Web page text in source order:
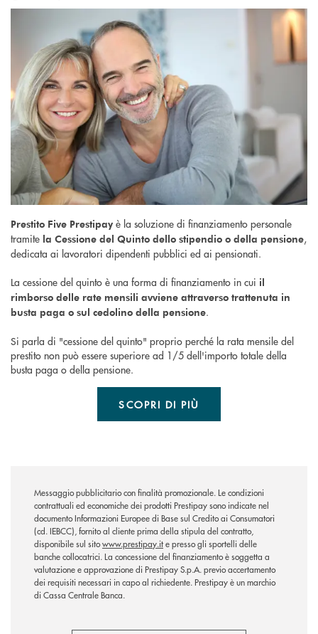
Prestito Five Prestipay è la soluzione di finanziamento personale
tramite la Cessione del Quinto dello stipendio o della pensione,
dedicata ai lavoratori dipendenti pubblici ed ai pensionati.
La cessione del quinto è una forma di finanziamento in cui il
rimborso delle rate mensili avviene attraverso trattenuta in
busta paga o sul cedolino della pensione.
Si parla di "cessione del quinto" proprio perché la rata mensile del
prestito non può essere superiore ad 1/5 dell'importo totale della
busta paga o della pensione.
SCOPRI DI PIÙ
Messaggio pubblicitario con finalità promozionale. Le condizioni
contrattuali ed economiche dei prodotti Prestipay sono indicate nel
documento Informazioni Europee di Base sul Credito ai Consumatori
(cd. IEBCC), fornito al cliente prima della stipula del contratto,
disponibile sul sitowww.prestipay.ite presso gli sportelli delle
banche collocatrici. La concessione del finanziamento è soggetta a
valutazione e approvazione di Prestipay S.p.A. previo accertamento
dei requisiti necessari in capo al richiedente. Prestipay è un marchio
di Cassa Centrale Banca.